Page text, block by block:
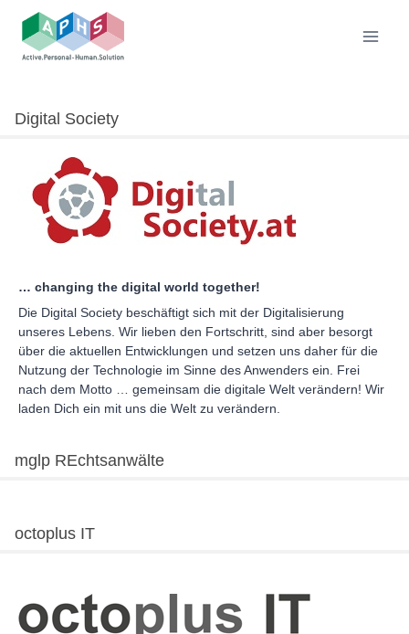
content
Digital Society
… changing the digital world together!
Die Digital Society beschäftigt sich mit der Digitalisierung
unseres Lebens. Wir lieben den Fortschritt, sind aber besorgt
über die aktuellen Entwicklungen und setzen uns daher für die
Nutzung der Technologie im Sinne des Anwenders ein. Frei
nach dem Motto … gemeinsam die digitale Welt verändern! Wir
laden Dich ein mit uns die Welt zu verändern.
mglp REchtsanwälte
octoplus IT